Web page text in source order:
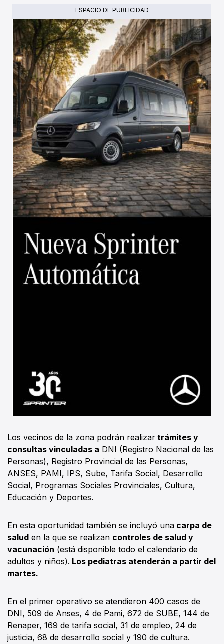
ESPACIO DE PUBLICIDAD
Los vecinos de la zona podrán realizar trámites y
consultas vinculadas a DNI (Registro Nacional de las
Personas), Registro Provincial de las Personas,
ANSES, PAMI, IPS, Sube, Tarifa Social, Desarrollo
Social, Programas Sociales Provinciales, Cultura,
Educación y Deportes.
En esta oportunidad también se incluyó una carpa de
salud en la que se realizan controles de salud y
vacunación (está disponible todo el calendario de
adultos y niños). Los pediatras atenderán a partir del
martes.
En el primer operativo se atendieron 400 casos de
DNI, 509 de Anses, 4 de Pami, 672 de SUBE, 144 de
Renaper, 169 de tarifa social, 31 de empleo, 24 de
justicia, 68 de desarrollo social y 190 de cultura.